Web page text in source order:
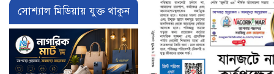
সোশ্যাল মিডিয়ায় যুক্ত থাকুন